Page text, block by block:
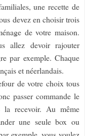
une recette de
devez en choisir trois
de votre maison.
allez devoir rajouter
par exemple. Chaque
et néerlandais.
de votre choix tous
passer commande le
recevoir. Au même
une seule box ou